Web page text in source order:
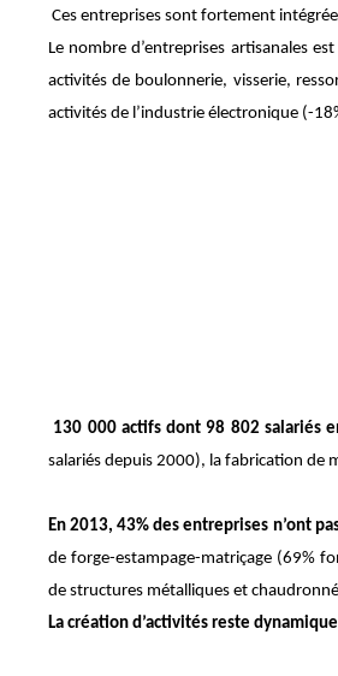
Ces entreprises sont fortement
Le nombre d’entreprises artisanales est
activités de boulonnerie, visserie,
activités de l’industrie électronique (-
130 000 actifs dont 98 802 salariés
salariés depuis 2000), la fabrication de
En 2013, 43% des entreprises n’ont
de forge-estampage-matriçage (69%
de structures métalliques et
La création d’activités reste